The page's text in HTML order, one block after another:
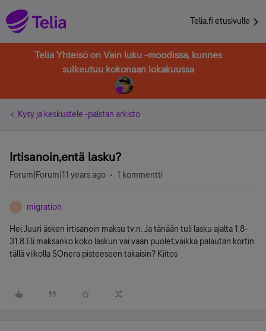
Telia.fi etusivulle
Telia Yhteisö on Vain luku -moodissa, kunnes
sulkeutuu kokonaan lokakuussa
Kysy ja keskustele -palstan arkisto
Irtisanoin,entä lasku?
Forum|Forum|11 years ago 1 kommentti
M migration
Hei.Juuri äsken irtisanoin maksu tv:n. Ja tänään tuli lasku ajalta 1.8-
31.8.Eli maksanko koko laskun vai vaan puolet,vaikka palautan kortin
tällä viikolla SOnera pisteeseen takaisin? Kiitos